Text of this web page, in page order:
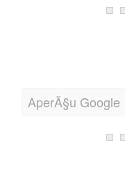
AperÃ§u Google